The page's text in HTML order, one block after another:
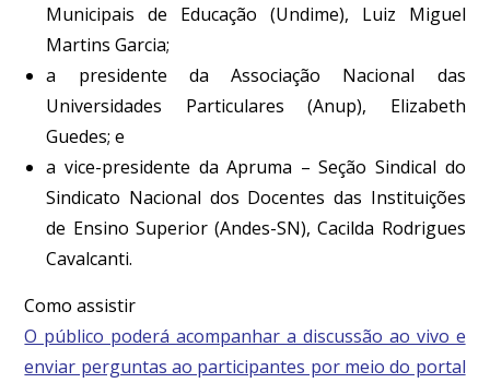
Municipais de Educação (Undime), Luiz Miguel
Martins Garcia;
a presidente da Associação Nacional das
Universidades Particulares (Anup), Elizabeth
Guedes; e
a vice-presidente da Apruma – Seção Sindical do
Sindicato Nacional dos Docentes das Instituições
de Ensino Superior (Andes-SN), Cacilda Rodrigues
Cavalcanti.
Como assistir
O público poderá acompanhar a discussão ao vivo e
enviar perguntas ao participantes por meio do portal